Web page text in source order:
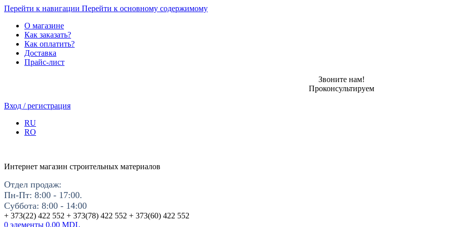
Перейти к навигации Перейти к основному содержимому
О магазине
Как заказать?
Как оплатить?
Доставка
Прайс-лист
Звоните нам!
Проконсультируем
Вход / регистрация
RU
RO
Интернет магазин строительных материалов
Отдел продаж:
Пн-Пт: 8:00 - 17:00.
Суббота: 8:00 - 14:00
+ 373(22) 422 552 + 373(78) 422 552 + 373(60) 422 552
0 элементы 0.00 MDL